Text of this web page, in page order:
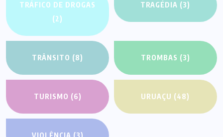
TRÁFICO DE DROGAS
(2)
TRAGÉDIA (3)
TRÂNSITO (8) TROMBAS (3)
TURISMO (6) URUAÇU (48)
VIOLÊNCIA (3)